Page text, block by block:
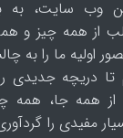
وب سایت، به
از همه چیز و
اولیه ما را به
تا دریچه جدیدی
و از همه جا، همه
مفیدی را